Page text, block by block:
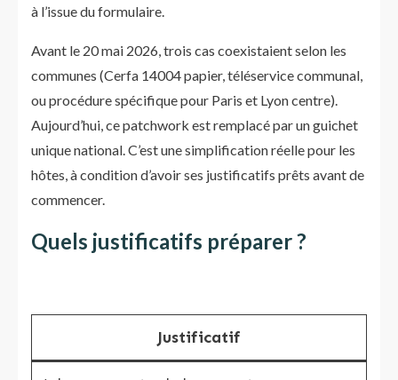
à l’issue du formulaire.
Avant le 20 mai 2026, trois cas coexistaient selon les
communes (Cerfa 14004 papier, téléservice communal,
ou procédure spécifique pour Paris et Lyon centre).
Aujourd’hui, ce patchwork est remplacé par un guichet
unique national. C’est une simplification réelle pour les
hôtes, à condition d’avoir ses justificatifs prêts avant de
commencer.
Quels justificatifs préparer ?
Justificatif